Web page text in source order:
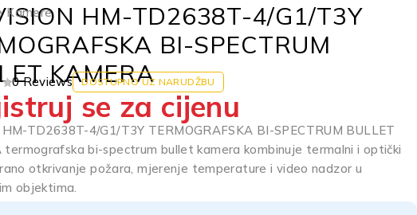
Kamere
HM-TD2638T-4/G1/T3Y
BI-SPECTRUM
KAMERA
0 Reviews DOSTUPNO UZ NARUDŽBU
se za cijenu
HM-TD2638T-4/G1/T3Y TERMOGRAFSKA BI-SPECTRUM BULLET
termografska bi-spectrum bullet kamera kombinuje termalni i optički
otkrivanje požara, mjerenje temperature i video nadzor u
objektima.